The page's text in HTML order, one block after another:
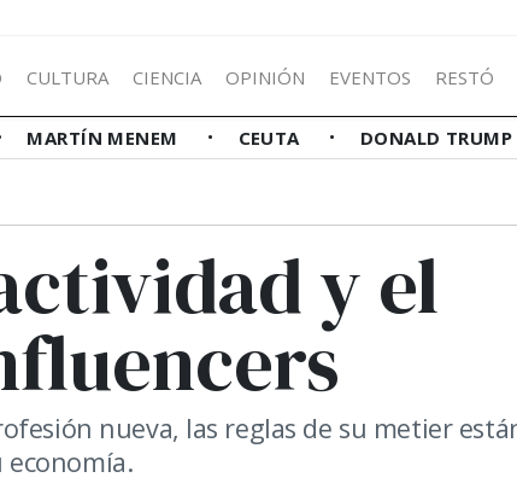
CULTURA CIENCIA OPINIÓN EVENTOS RESTÓ
MARTÍN MENEM CEUTA DONALD TRUMP
y el
nueva, las reglas de su metier
economía.